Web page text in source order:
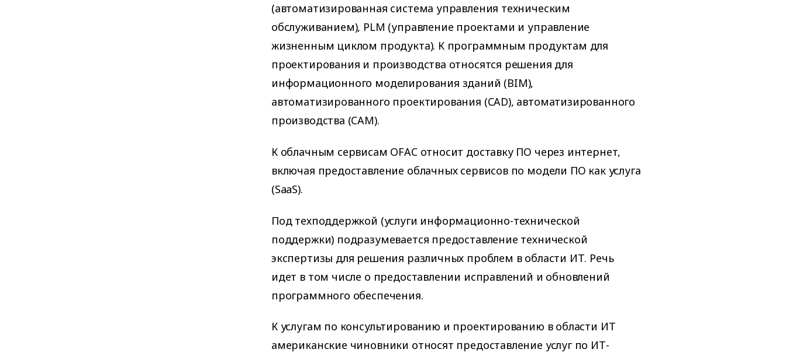
(автоматизированная система управления техническим
обслуживанием), PLM (управление проектами и управление
жизненным циклом продукта). К программным продуктам для
проектирования и производства относятся решения для
информационного моделирования зданий (BIM),
автоматизированного проектирования (CAD), автоматизированного
производства (CAM).
К облачным сервисам OFAC относит доставку ПО через интернет,
включая предоставление облачных сервисов по модели ПО как услуга
(SaaS).
Под техподдержкой (услуги информационно-технической
поддержки) подразумевается предоставление технической
экспертизы для решения различных проблем в области ИТ. Речь
идет в том числе о предоставлении исправлений и обновлений
программного обеспечения.
К услугам по консультированию и проектированию в области ИТ
американские чиновники относят предоставление услуг по ИТ-